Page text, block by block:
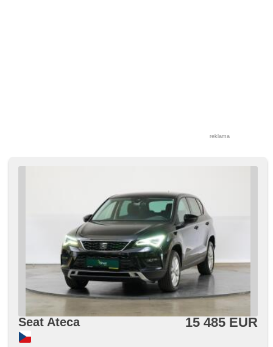
reklama
Seat Ateca 15 485 EUR